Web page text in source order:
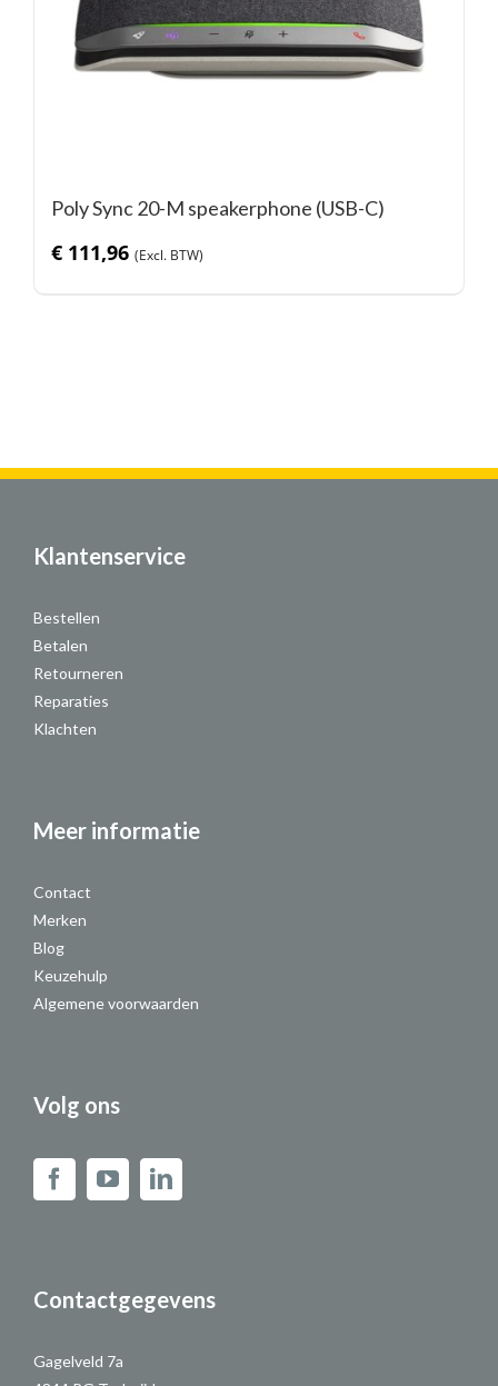
Poly Sync 20-M speakerphone (USB-C)
€ 111,96
Klantenservice
Bestellen
Betalen
Retourneren
Reparaties
Klachten
Meer informatie
Contact
Merken
Blog
Keuzehulp
Algemene voorwaarden
Volg ons
Contactgegevens
Gagelveld 7a